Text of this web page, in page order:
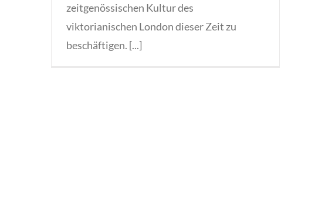
zeitgenössischen Kultur des
viktorianischen London dieser Zeit zu
beschäftigen. [...]